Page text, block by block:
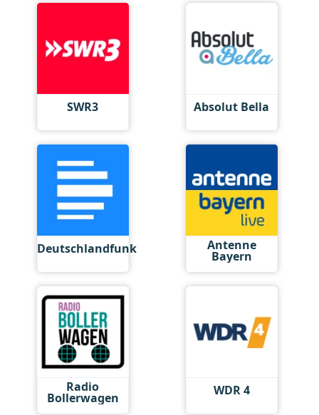
SWR3 Absolut Bella
Deutschlandfunk Antenne
Bayern
Radio
Bollerwagen WDR 4